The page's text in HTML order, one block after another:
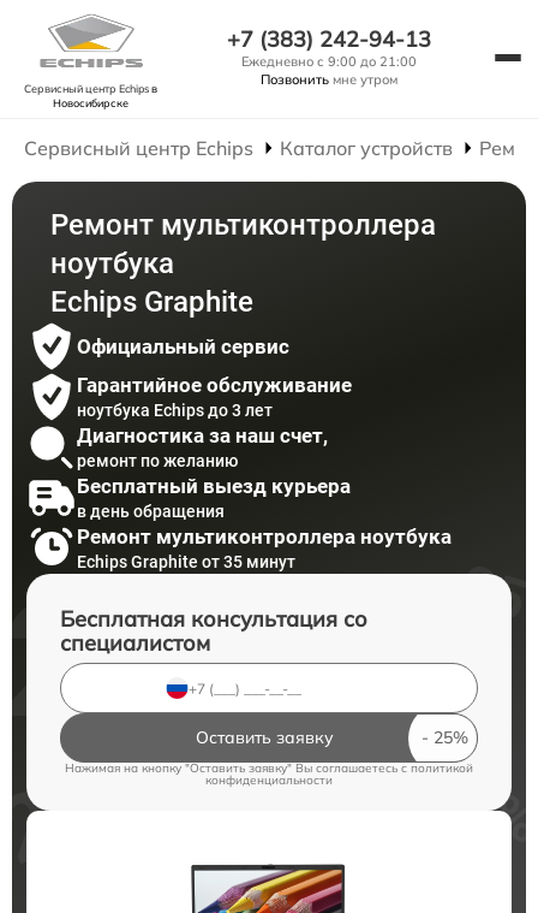
Сервисный центр Echipsв
Новосибирске
+7 (383) 242-94-13
Ежедневно с 9:00 до 21:00
Позвонить мне утром
Сервисный центр Echips Каталог устройств
Ремонт мультиконтроллера
ноутбука
Echips Graphite
Официальный сервис
Гарантийное обслуживание
ноутбука Echips до 3 лет
Диагностика за наш счет,
ремонт по желанию
Бесплатный выезд курьера
в день обращения
Ремонт мультиконтроллера ноутбука
Echips Graphite от 35 минут
Бесплатная консультация со
специалистом
Оставить заявку
Нажимая на кнопку "Оставить заявку" Вы соглашаетесь cполитикой
конфиденциальности